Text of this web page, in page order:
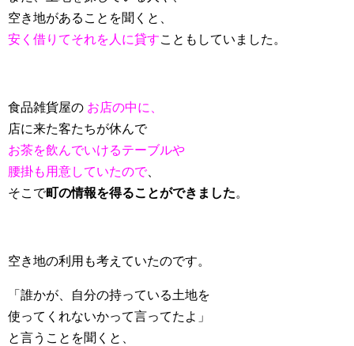
空き地があることを聞くと、
安く借りてそれを人に貸すこともしていました。
食品雑貨屋の お店の中に、
店に来た客たちが休んで
お茶を飲んでいけるテーブルや
腰掛も用意していたので、
そこで町の情報を得ることができました。
空き地の利用も考えていたのです。
「誰かが、自分の持っている土地を
使ってくれないかって言ってたよ」
と言うことを聞くと、